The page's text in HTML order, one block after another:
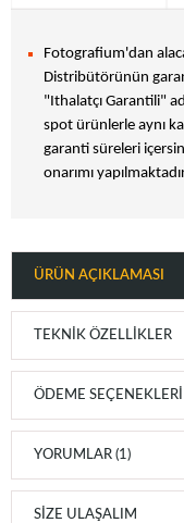
Fotografium'dan
Distribütörünün
"Ithalatçı Garantili"
spot ürünlerle aynı
garanti süreleri
onarımı
ÜRÜN AÇIKLAMASI
TEKNIK ÖZELLIKLER
ÖDEME SEÇENEKLERI
YORUMLAR (1)
SIZE ULAŞALIM